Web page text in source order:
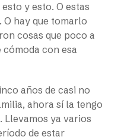
y esto. O estas
O hay que tomarlo
cosas que poco a
con esa
años de casi no
ahora sí la tengo
Llevamos ya varios
de estar